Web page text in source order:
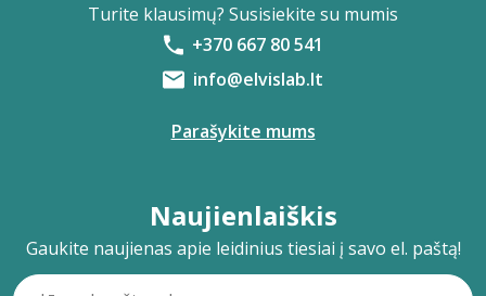
Turite klausimų? Susisiekite su mumis
+370 667 80 541
info@elvislab.lt
Parašykite mums
Naujienlaiškis
Gaukite naujienas apie leidinius tiesiai į savo el. paštą!